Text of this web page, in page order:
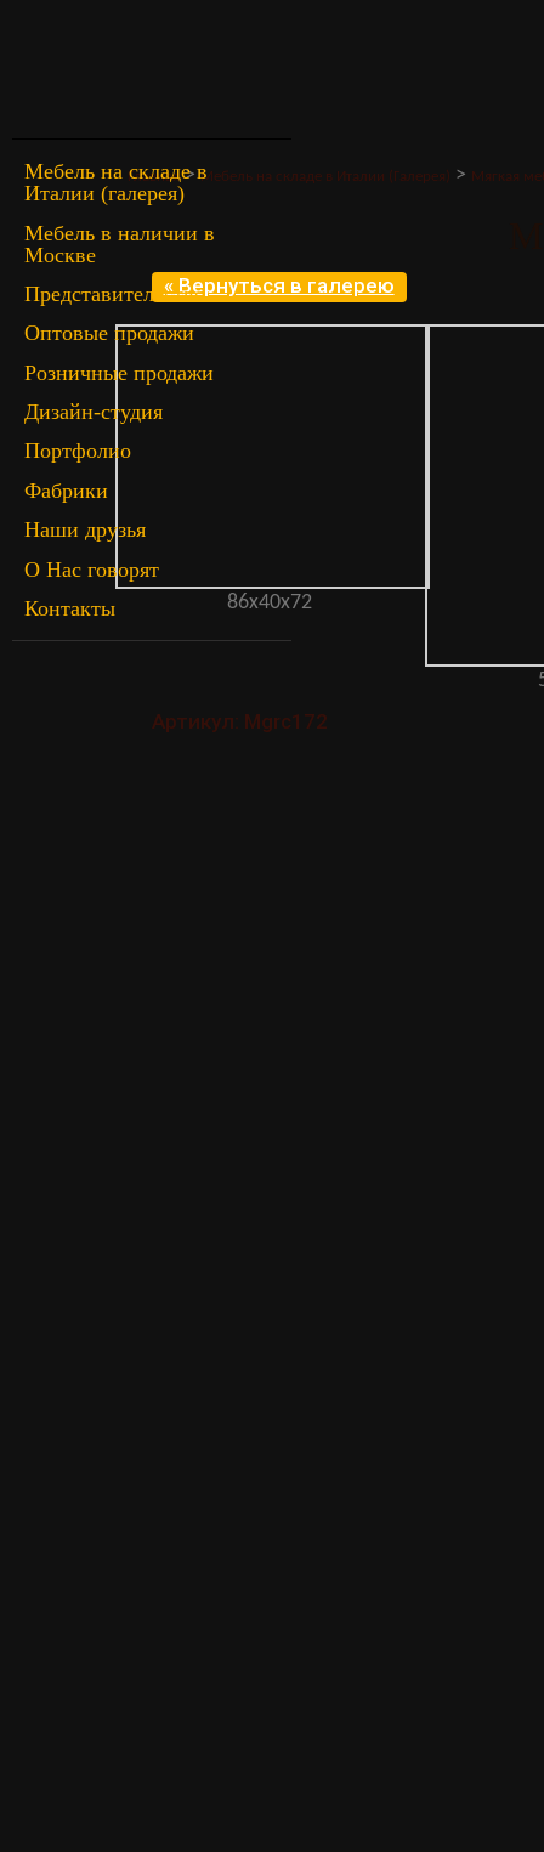
Мебель на складе в
Италии (галерея)
Мебель в наличии в
Москве
Представительство
Оптовые продажи
Розничные продажи
Дизайн-студия
Портфолио
Фабрики
Наши друзья
О Нас говорят
Контакты
Главная>Мебель на складе в Италии (Галерея) > Мягкая
« Вернуться в галерею
86х40х72
Артикул: Mgrc172